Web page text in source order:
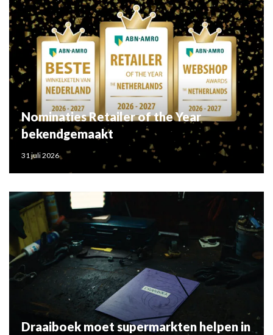
Nominaties Retailer of the Year
bekendgemaakt
31 juli 2026
Draaiboek moet supermarkten helpen in